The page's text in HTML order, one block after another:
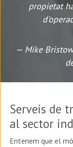
propietat
— Mike
Serveis de
al sector
Entenem que el